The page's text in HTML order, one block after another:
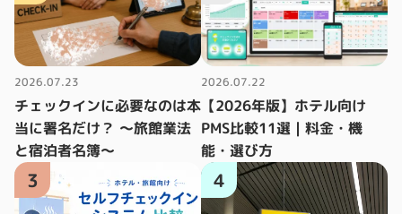
2026.07.23
チェックインに必要なのは本
当に署名だけ？ ～旅館業法
と宿泊者名簿～
2026.07.22
【2026年版】ホテル向け
PMS比較11選｜料金・機
能・選び方
3 4